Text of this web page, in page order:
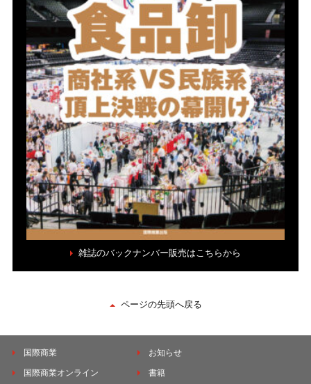
雑誌のバックナンバー販売はこちらから
ページの先頭へ戻る
国際商業
国際商業オンライン
お知らせ
書籍